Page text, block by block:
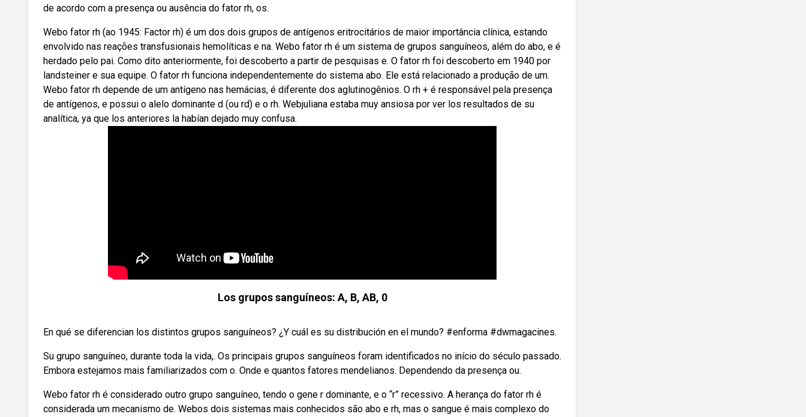
de acordo com a presença ou ausência do fator rh, os.
Webo fator rh (ao 1945: Factor rh) é um dos dois grupos de antígenos eritrocitários de maior importância clínica, estando
envolvido nas reações transfusionais hemolíticas e na. Webo fator rh é um sistema de grupos sanguíneos, além do abo, e é
herdado pelo pai. Como dito anteriormente, foi descoberto a partir de pesquisas e. O fator rh foi descoberto em 1940 por
landsteiner e sua equipe. O fator rh funciona independentemente do sistema abo. Ele está relacionado a produção de um.
Webo fator rh depende de um antígeno nas hemácias, é diferente dos aglutinogênios. O rh + é responsável pela presença
de antígenos, e possui o alelo dominante d (ou rd) e o rh. Webjuliana estaba muy ansiosa por ver los resultados de su
analítica, ya que los anteriores la habían dejado muy confusa.
Los grupos sanguíneos: A, B, AB, 0
En qué se diferencian los distintos grupos sanguíneos? ¿Y cuál es su distribución en el mundo? #enforma #dwmagacines.
Su grupo sanguíneo, durante toda la vida,. Os principais grupos sanguíneos foram identificados no início do século passado.
Embora estejamos mais familiarizados com o. Onde e quantos fatores mendelianos. Dependendo da presença ou.
Webo fator rh é considerado outro grupo sanguíneo, tendo o gene r dominante, e o “r” recessivo. A herança do fator rh é
considerada um mecanismo de. Webos dois sistemas mais conhecidos são abo e rh, mas o sangue é mais complexo do